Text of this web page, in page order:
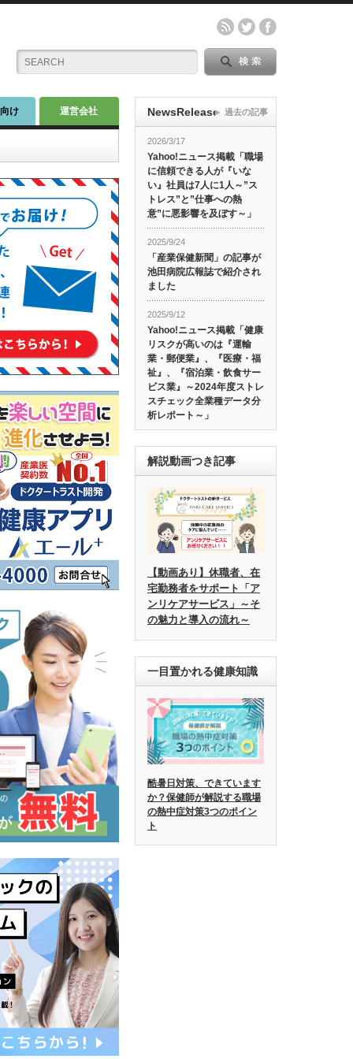
け 運営会社 NewsRelease
2026/3/17
Yahoo!ニュース掲載「職場
に信頼できる人が『いな
い』社員は7人に1人～”ス
トレス”と”仕事への熱
意”に悪影響を及ぼす～」
2025/9/24
「産業保健新聞」の記事が
池田病院広報誌で紹介され
ました
2025/9/12
Yahoo!ニュース掲載「健康
リスクが高いのは『運輸
業・郵便業』、『医療・福
祉』、『宿泊業・飲食サー
ビス業』～2024年度ストレ
スチェック全業種データ分
析レポート～」
過去の記事
解説動画つき記事
【動画あり】休職者、在
宅勤務者をサポート「ア
ンリケアサービス」～そ
の魅力と導入の流れ～
一目置かれる健康知識
酷暑日対策、できています
か？保健師が解説する職場
の熱中症対策3つのポイン
ト